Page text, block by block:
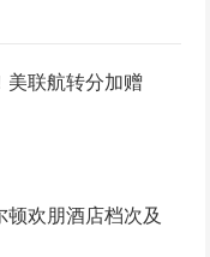
美联航转分加赠
欢朋酒店档次及